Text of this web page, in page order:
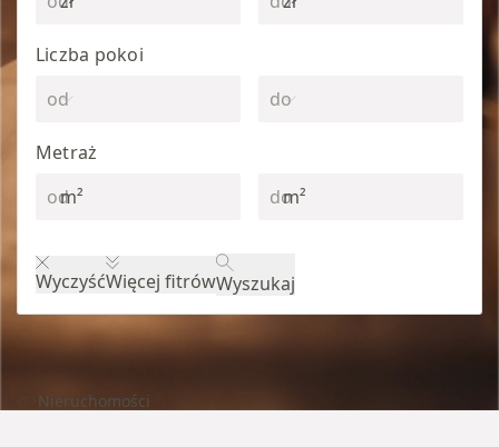
Liczba pokoi
Metraż
m²
m²
WyczyśćWięcej fitrówWyszukaj
Nieruchomości